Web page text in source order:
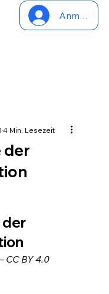
Anmelden
der
4 Min. Lesezeit
CC BY 4.0